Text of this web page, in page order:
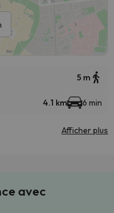
5 m
4.1 km 6 min
Afficher plus
avec